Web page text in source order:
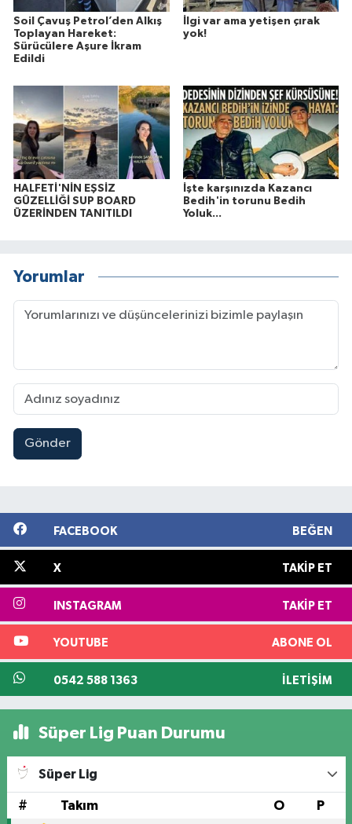
Soil Çavuş Petrol’den Alkış
Toplayan Hareket:
Sürücülere Aşure İkram
Edildi
İlgi var ama yetişen çırak
yok!
HALFETİ'NİN EŞSİZ
GÜZELLİĞİ SUP BOARD
ÜZERİNDEN TANITILDI
İşte karşınızda Kazancı
Bedih'in torunu Bedih
Yoluk...
Yorumlar
Gönder
FACEBOOK BEĞEN
X TAKIP ET
INSTAGRAM TAKIP ET
YOUTUBE ABONE OL
0542 588 1363 İLETIŞIM
Süper Lig Puan Durumu
Süper Lig
# Takım O P